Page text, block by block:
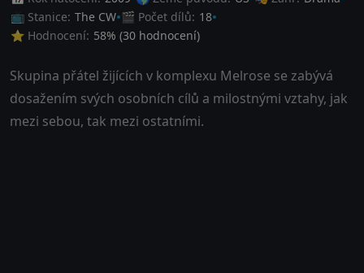
📺 Stanice: The CW 🎬 Počet dílů: 18
⭐ Hodnocení: 58% (30 hodnocení)
Skupina přátel žijících v komplexu Melrose se zabývá
dosažením svých osobních cílů a milostnými vztahy, jak
mezi sebou, tak mezi ostatními.